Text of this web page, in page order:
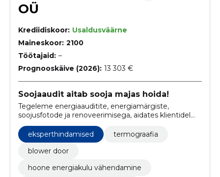
OÜ
Krediidiskoor: Usaldusväärne
Maineskoor: 2100
Töötajaid: –
Prognooskäive (2026): 13 303 €
Soojaaudit aitab sooja majas hoida!
Tegeleme energiaauditite, energiamärgiste,
soojusfotode ja renoveerimisega, aidates klientidel
parandada energiatõhusust ja säästa kulusid
kinnisvara valdkonnas.
eksperthindamised
termograafia
blower door
hoone energiakulu vähendamine